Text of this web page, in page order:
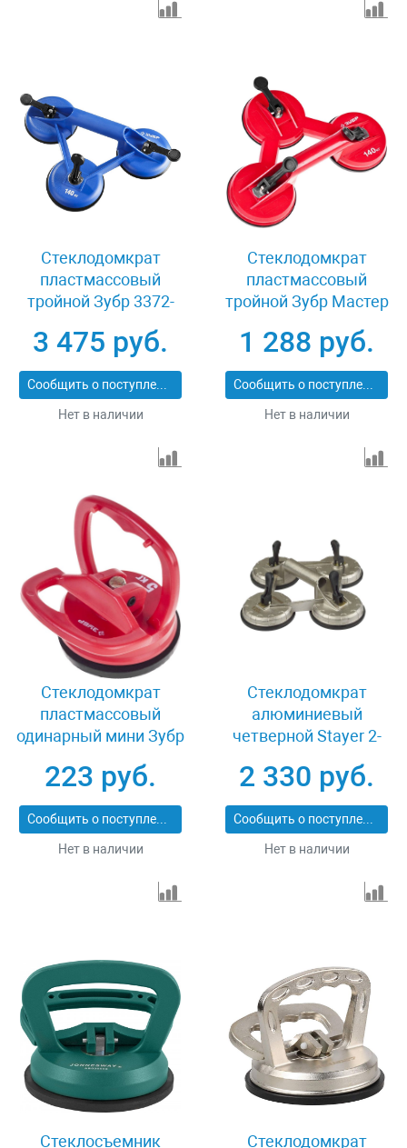
Стеклодомкрат
пластмассовый
тройной Зубр 3372-
3 475 руб.
Сообщить о поступлении
Нет в наличии
Стеклодомкрат
пластмассовый
тройной Зубр Мастер
1 288 руб.
Сообщить о поступлении
Нет в наличии
Стеклодомкрат
пластмассовый
одинарный мини Зубр
223 руб.
Сообщить о поступлении
Нет в наличии
Стеклодомкрат
алюминиевый
четверной Stayer 2-
2 330 руб.
Сообщить о поступлении
Нет в наличии
Стеклосъемник Стеклодомкрат